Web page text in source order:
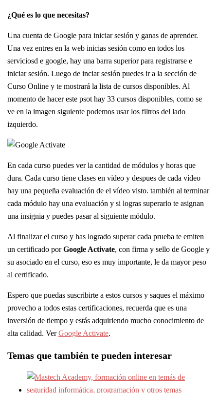
¿Qué es lo que necesitas?
Una cuenta de Google para iniciar sesión y ganas de aprender.
Una vez entres en la web inicias sesión como en todos los
serviciosd e google, hay una barra superior para registrarse e
iniciar sesión. Luego de inciar sesión puedes ir a la sección de
Curso Online y te mostrará la lista de cursos disponibles. Al
momento de hacer este psot hay 33 cursos disponibles, como se
ve en la imagen siguiente podemos usar los filtros del lado
izquierdo.
En cada curso puedes ver la cantidad de módulos y horas que
dura. Cada curso tiene clases en vídeo y despues de cada vídeo
hay una pequeña evaluación de el vídeo visto. también al terminar
cada módulo hay una evaluación y si logras superarlo te asignan
una insignia y puedes pasar al siguiente módulo.
Al finalizar el curso y has logrado superar cada prueba te emiten
un certificado porGoogle Activate, con firma y sello de Google y
su asociado en el curso, eso es muy importante, le da mayor peso
al certificado.
Espero que puedas suscribirte a estos cursos y saques el máximo
provecho a todos estas certificaciones, recuerda que es una
inversión de tiempo y estás adquiriendo mucho conocimiento de
alta calidad. VerGoogle Activate.
Temas que también te pueden interesar